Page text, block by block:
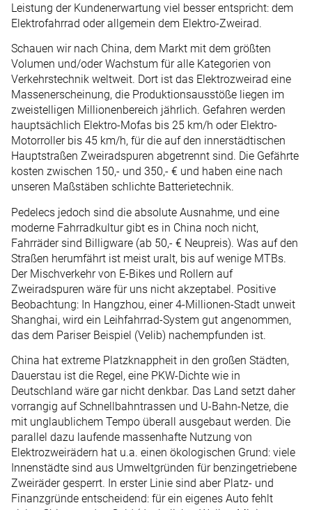
Leistung der Kundenerwartung viel besser entspricht: dem
Elektrofahrrad oder allgemein dem Elektro-Zweirad.
Schauen wir nach China, dem Markt mit dem größten
Volumen und/oder Wachstum für alle Kategorien von
Verkehrstechnik weltweit. Dort ist das Elektrozweirad eine
Massenerscheinung, die Produktionsausstöße liegen im
zweistelligen Millionenbereich jährlich. Gefahren werden
hauptsächlich Elektro-Mofas bis 25 km/h oder Elektro-
Motorroller bis 45 km/h, für die auf den innerstädtischen
Hauptstraßen Zweiradspuren abgetrennt sind. Die Gefährte
kosten zwischen 150,- und 350,- € und haben eine nach
unseren Maßstäben schlichte Batterietechnik.
Pedelecs jedoch sind die absolute Ausnahme, und eine
moderne Fahrradkultur gibt es in China noch nicht,
Fahrräder sind Billigware (ab 50,- € Neupreis). Was auf den
Straßen herumfährt ist meist uralt, bis auf wenige MTBs.
Der Mischverkehr von E-Bikes und Rollern auf
Zweiradspuren wäre für uns nicht akzeptabel. Positive
Beobachtung: In Hangzhou, einer 4-Millionen-Stadt unweit
Shanghai, wird ein Leihfahrrad-System gut angenommen,
das dem Pariser Beispiel (Velib) nachempfunden ist.
China hat extreme Platzknappheit in den großen Städten,
Dauerstau ist die Regel, eine PKW-Dichte wie in
Deutschland wäre gar nicht denkbar. Das Land setzt daher
vorrangig auf Schnellbahntrassen und U-Bahn-Netze, die
mit unglaublichem Tempo überall ausgebaut werden. Die
parallel dazu laufende massenhafte Nutzung von
Elektrozweirädern hat u.a. einen ökologischen Grund: viele
Innenstädte sind aus Umweltgründen für benzingetriebene
Zweiräder gesperrt. In erster Linie sind aber Platz- und
Finanzgründe entscheidend: für ein eigenes Auto fehlt